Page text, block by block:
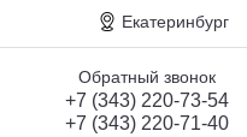
Екатеринбург
Обратный звонок
+7 (343) 220-73-54
+7 (343) 220-71-40